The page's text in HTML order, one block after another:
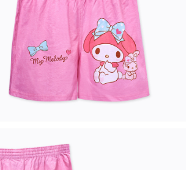
含以上)免運費
含以上)免運費
含以上)免運費
含以上)免運費